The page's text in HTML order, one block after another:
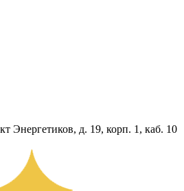
Энергетиков, д. 19, корп. 1, каб. 10